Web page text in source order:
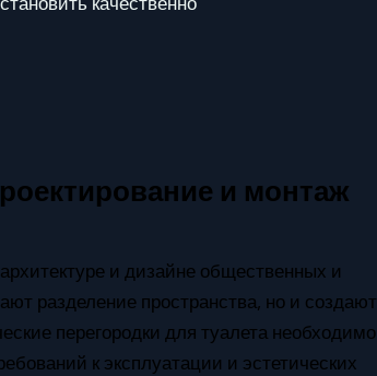
и монтаж
и дизайне общественных и
разделение пространства, но и создают
перегородки для туалета необходимо
к эксплуатации и эстетических